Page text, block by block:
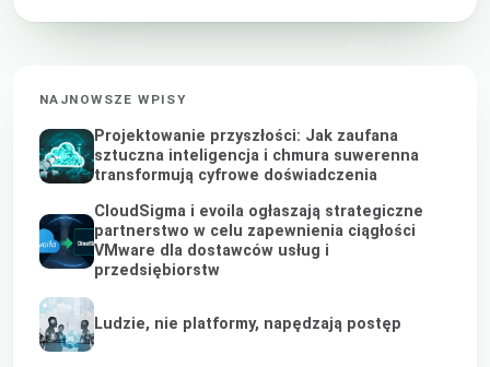
NAJNOWSZE WPISY
Projektowanie przyszłości: Jak zaufana
sztuczna inteligencja i chmura suwerenna
transformują cyfrowe doświadczenia
CloudSigma i evoila ogłaszają strategiczne
partnerstwo w celu zapewnienia ciągłości
VMware dla dostawców usług i
przedsiębiorstw
Ludzie, nie platformy, napędzają postęp